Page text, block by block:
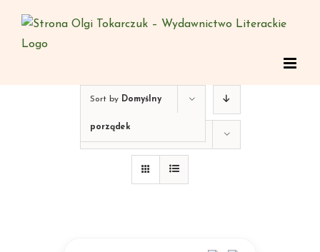
content
Sort by Domyślny
porządek
Show12 Products